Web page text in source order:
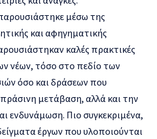
μέσω της
και αφηγηματικής
καλές πρακτικές
νέων, τόσο στο πεδίο των
όσο και δράσεων που
μετάβαση, αλλά και την
ενδυνάμωση. Πιο συγκεκριμένα,
έργων που υλοποιούνται